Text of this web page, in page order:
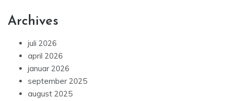
Archives
juli 2026
april 2026
januar 2026
september 2025
august 2025